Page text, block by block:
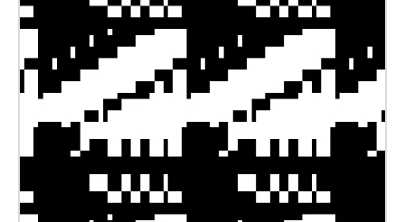
tylko ślady i trudno wyobrazić sobie dziś ich skalę
oraz rolę. Pamięć zaciera się, podobnie jak
wielokrotnie zapisana taśma, staje się mało
precyzyjna i tylko czasem jakiś fragment nagrań
(dźwiękowe ślady) daje o sobie znać, przebijając się
na powierzchnię. Zbieramy relacje, ulotne
wspomnienia, szukamy śladów w architekturze.
Wracamy do przeszłości miejsca, do zatartej, niczym
Kasprzaka. Projekt ZRK - Audioślady powstał w